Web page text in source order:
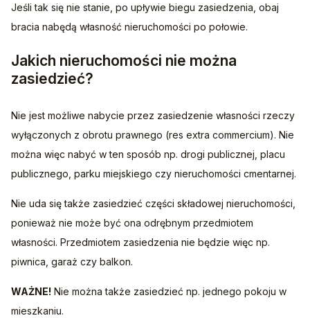
Jeśli tak się nie stanie, po upływie biegu zasiedzenia, obaj
bracia nabędą własność nieruchomości po połowie.
Jakich nieruchomości nie można
zasiedzieć?
Nie jest możliwe nabycie przez zasiedzenie własności rzeczy
wyłączonych z obrotu prawnego (res extra commercium). Nie
można więc nabyć w ten sposób np. drogi publicznej, placu
publicznego, parku miejskiego czy nieruchomości cmentarnej.
Nie uda się także zasiedzieć części składowej nieruchomości,
ponieważ nie może być ona odrębnym przedmiotem
własności. Przedmiotem zasiedzenia nie będzie więc np.
piwnica, garaż czy balkon.
WAŻNE! Nie można także zasiedzieć np. jednego pokoju w
mieszkaniu.